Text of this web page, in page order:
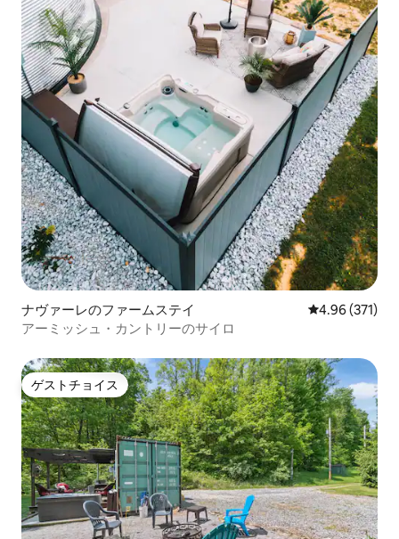
ナヴァーレのファームステイ レビュー371
4.96 (371)
アーミッシュ・カントリーのサイロ
ゲストチョイス
ゲストチョイス